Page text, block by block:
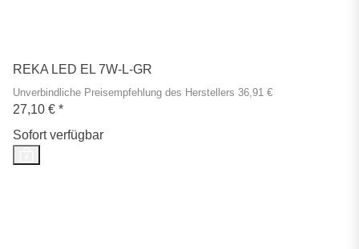
REKA LED EL 7W-L-GR
Unverbindliche Preisempfehlung des Herstellers 36,91 €
27,10 € *
Sofort verfügbar